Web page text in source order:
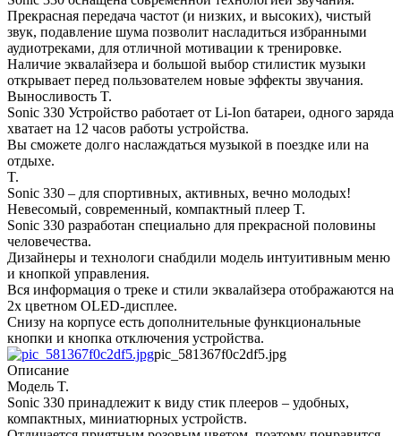
Прекрасная передача частот (и низких, и высоких), чистый
звук, подавление шума позволит насладиться избранными
аудиотреками, для отличной мотивации к тренировке.
Наличие эквалайзера и большой выбор стилистик музыки
открывает перед пользователем новые эффекты звучания.
Выносливость T.
Sonic 330 Устройство работает от Li-Ion батареи, одного заряда
хватает на 12 часов работы устройства.
Вы сможете долго наслаждаться музыкой в поездке или на
отдыхе.
T.
Sonic 330 – для спортивных, активных, вечно молодых!
Невесомый, современный, компактный плеер T.
Sonic 330 разработан специально для прекрасной половины
человечества.
Дизайнеры и технологи снабдили модель интуитивным меню
и кнопкой управления.
Вся информация о треке и стили эквалайзера отображаются на
2х цветном OLED-дисплее.
Снизу на корпусе есть дополнительные функциональные
кнопки и кнопка отключения устройства.
pic_581367f0c2df5.jpg
Описание
Модель T.
Sonic 330 принадлежит к виду стик плееров – удобных,
компактных, миниатюрных устройств.